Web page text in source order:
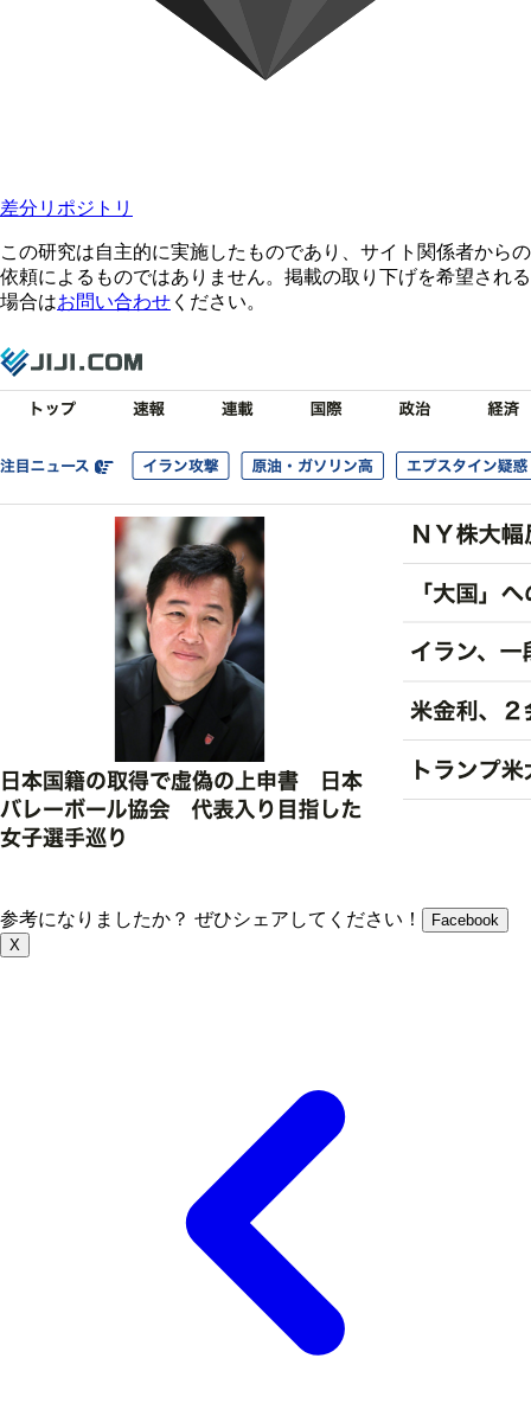
差分リポジトリ
この研究は自主的に実施したものであり、サイト関係者からの
依頼によるものではありません。掲載の取り下げを希望される
場合はお問い合わせ ください。
参考になりましたか？ ぜひシェアしてください！
Facebook
X